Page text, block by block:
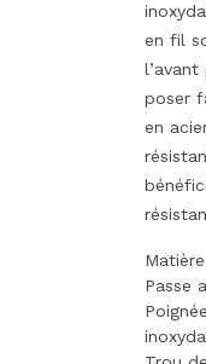
en fil
poser
en
Passe